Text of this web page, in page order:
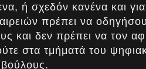
ή σχεδόν κανένα και
πρέπει να
και δεν πρέπει να τον
στα τμήματά του